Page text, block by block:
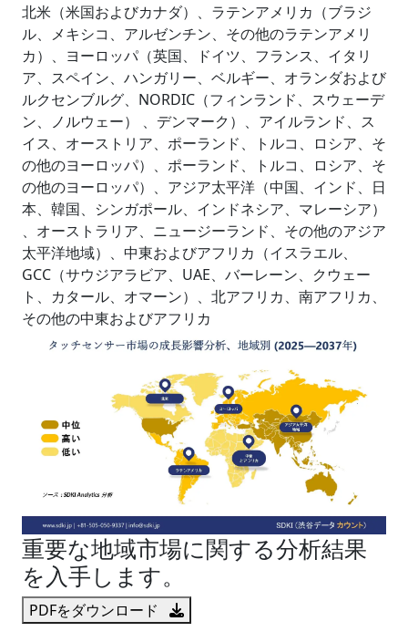
北米（米国およびカナダ）、ラテンアメリカ（ブラジ
ル、メキシコ、アルゼンチン、その他のラテンアメリ
カ）、ヨーロッパ（英国、ドイツ、フランス、イタリ
ア、スペイン、ハンガリー、ベルギー、オランダおよび
ルクセンブルグ、NORDIC（フィンランド、スウェーデ
ン、ノルウェー） 、デンマーク）、アイルランド、ス
イス、オーストリア、ポーランド、トルコ、ロシア、そ
の他のヨーロッパ）、ポーランド、トルコ、ロシア、そ
の他のヨーロッパ）、アジア太平洋（中国、インド、日
本、韓国、シンガポール、インドネシア、マレーシア）
、オーストラリア、ニュージーランド、その他のアジア
太平洋地域）、中東およびアフリカ（イスラエル、
GCC（サウジアラビア、UAE、バーレーン、クウェー
ト、カタール、オマーン）、北アフリカ、南アフリカ、
その他の中東およびアフリカ
重要な地域市場に関する分析結果
を入手します。
PDFをダウンロード